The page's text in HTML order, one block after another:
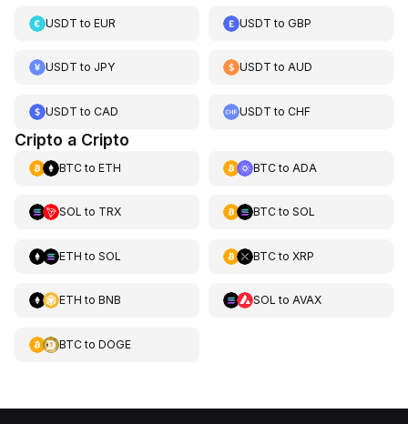
USDT to EUR USDT toGBP
USDT to JPY USDT toAUD
USDT to CAD USDT toCHF
Cripto a Cripto
BTCto ETH BTCto ADA
SOL to TRX BTCto SOL
ETH to SOL BTCto XRP
ETH to BNB SOL to AVAX
BTCto DOGE